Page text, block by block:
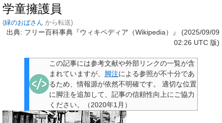
学童擁護員
(緑のおばさん から転送)
出典: フリー百科事典『ウィキペディア（Wikipedia）』 (2025/09/09
02:26 UTC 版)
この記事には参考文献や外部リンクの一覧が含
まれていますが、 脚注による参照が不十分であ
るため、情報源が依然不明確です。
適切な位置
に脚注を追加して、記事の信頼性向上にご協力
ください。
（2020年1月 ）